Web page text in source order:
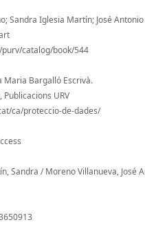
Sandra Iglesia Martín; José
catalog/book/544
Maria Bargalló Escrivà.
URV
ca/proteccio-de-dades/
Sandra / Moreno Villanueva, José